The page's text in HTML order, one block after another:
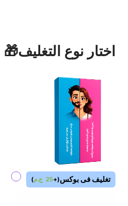
اختار نوع التغليف🎁
تغليف فى بوكس(
+
25 ج.م)